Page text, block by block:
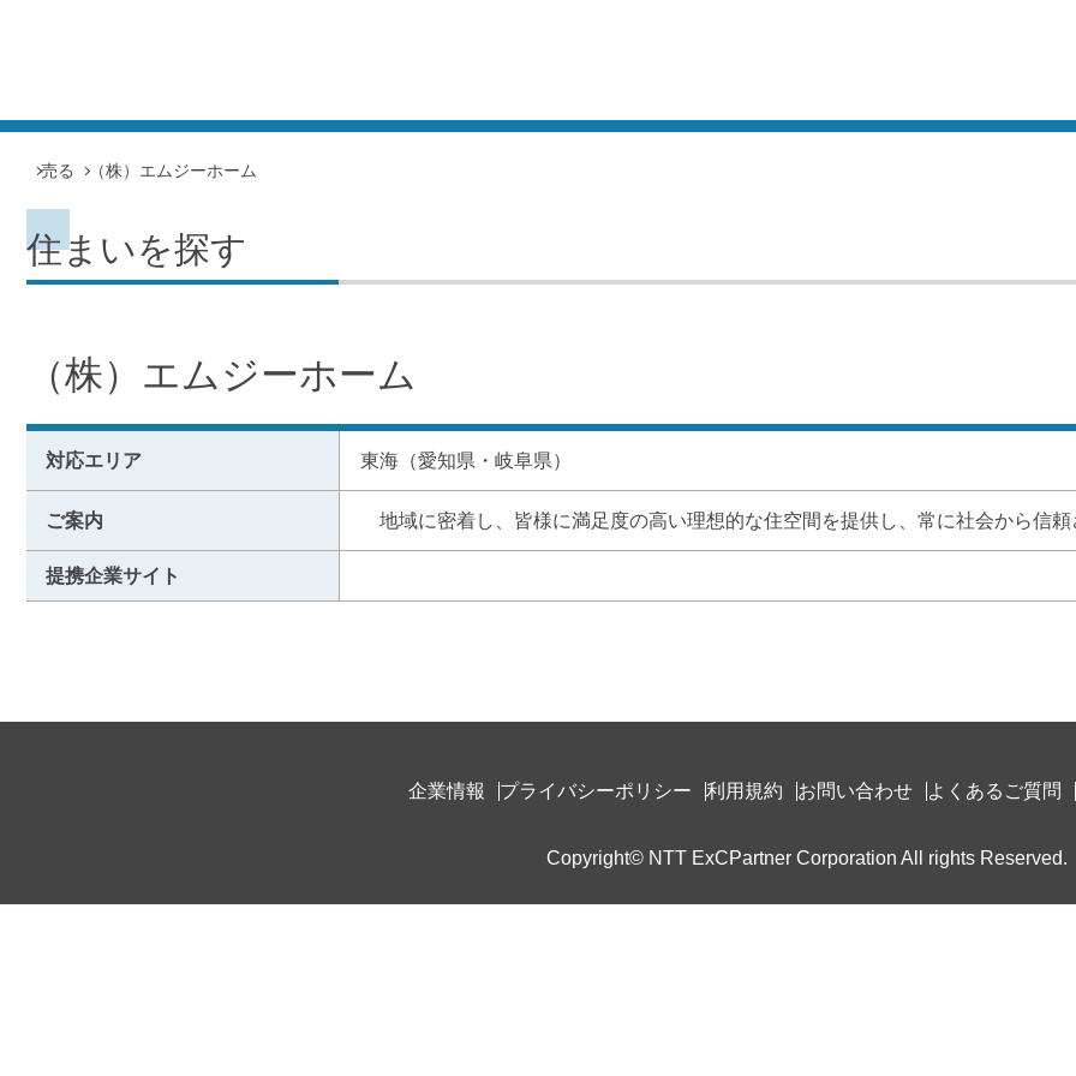
売る （株）エムジーホーム
住まいを探す
（株）エムジーホーム
対応エリア 東海（愛知県・岐阜県）
ご案内 地域に密着し、皆様に満足度の高い理想的な住空間を提供し、常に社会から信頼
提携企業サイト
企業情報 プライバシーポリシー 利用規約 お問い合わせ よくあるご質問
Copyright© NTT ExCPartner Corporation All rights Reserved.